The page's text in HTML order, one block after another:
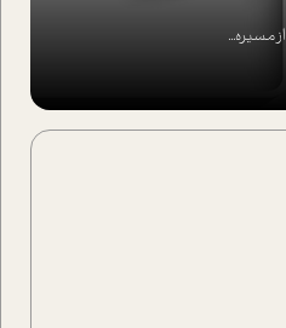
مسیره...